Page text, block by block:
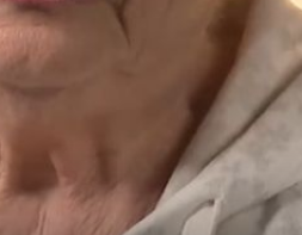
prošlo 17 godina, evo gdje